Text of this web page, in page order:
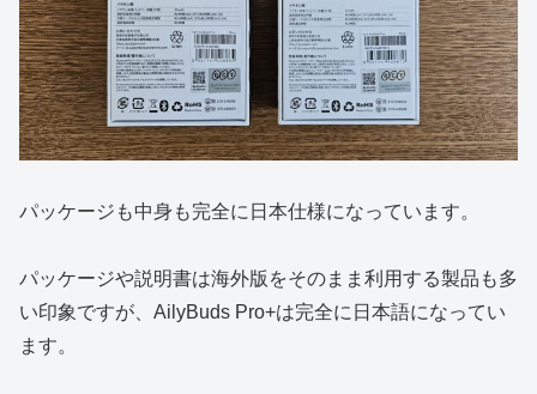
パッケージも中身も完全に日本仕様になっています。
パッケージや説明書は海外版をそのまま利用する製品も多
い印象ですが、AilyBuds Pro+は完全に日本語になってい
ます。